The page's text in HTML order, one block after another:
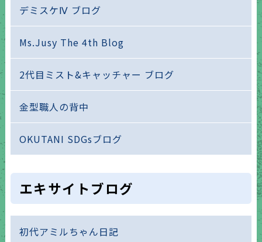
デミスケⅣ ブログ
Ms.Jusy The 4th Blog
2代目ミスト&キャッチャー ブログ
金型職人の背中
OKUTANI SDGsブログ
エキサイトブログ
初代アミルちゃん日記